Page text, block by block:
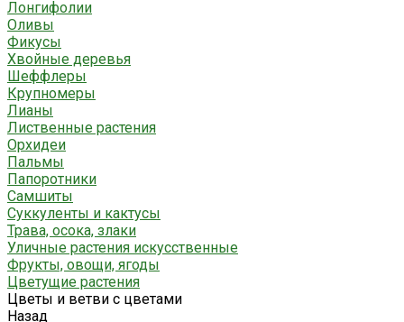
Лонгифолии
Оливы
Фикусы
Хвойные деревья
Шеффлеры
Крупномеры
Лианы
Лиственные растения
Орхидеи
Пальмы
Папоротники
Самшиты
Суккуленты и кактусы
Трава, осока, злаки
Уличные растения искусственные
Фрукты, овощи, ягоды
Цветущие растения
Цветы и ветви с цветами
Назад